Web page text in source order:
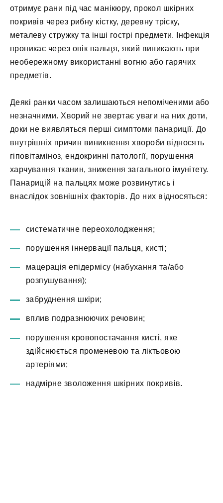
отримує рани під час манікюру, прокол шкірних
покривів через рибну кістку, деревну тріску,
металеву стружку та інші гострі предмети. Інфекція
проникає через опік пальця, який виникають при
необережному використанні вогню або гарячих
предметів.
Деякі ранки часом залишаються непоміченими або
незначними. Хворий не звертає уваги на них доти,
доки не виявляться перші симптоми панариції. До
внутрішніх причин виникнення хвороби відносять
гіповітаміноз, ендокринні патології, порушення
харчування тканин, зниження загального імунітету.
Панарицій на пальцях може розвинутись і
внаслідок зовнішніх факторів. До них відносяться:
систематичне переохолодження;
порушення іннервації пальця, кисті;
мацерація епідермісу (набухання та/або
розпушування);
забруднення шкіри;
вплив подразнюючих речовин;
порушення кровопостачання кисті, яке
здійснюється променевою та ліктьовою
артеріями;
надмірне зволоження шкірних покривів.